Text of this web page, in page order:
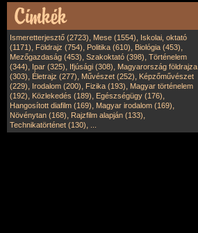
Ismeretterjesztő (2723), Mese (1554), Iskolai, oktató
(1171), Földrajz (754), Politika (610), Biológia (453),
Mezőgazdaság (453), Szakoktató (398), Történelem
(344), Ipar (325), Ifjúsági (308), Magyarország földrajza
(303), Életrajz (277), Művészet (252), Képzőművészet
(229), Irodalom (200), Fizika (193), Magyar történelem
(192), Közlekedés (189), Egészségügy (176),
Hangosított diafilm (169), Magyar irodalom (169),
Növénytan (168), Rajzfilm alapján (133),
Technikatörténet (130),